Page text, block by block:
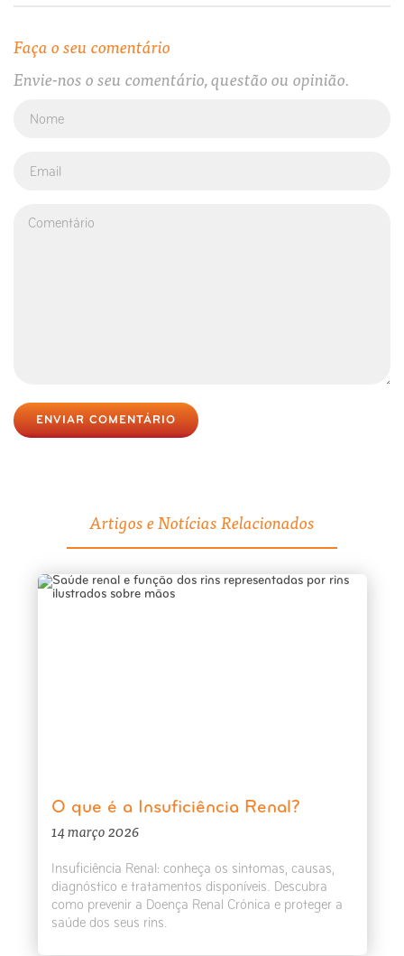
Faça o seu comentário
Envie-nos o seu comentário, questão ou opinião.
ENVIAR COMENTÁRIO
Artigos e Notícias Relacionados
O que é a Insuficiência Renal?
14 março 2026
Insuficiência Renal: conheça os sintomas, causas,
diagnóstico e tratamentos disponíveis. Descubra
como prevenir a Doença Renal Crónica e proteger a
saúde dos seus rins.